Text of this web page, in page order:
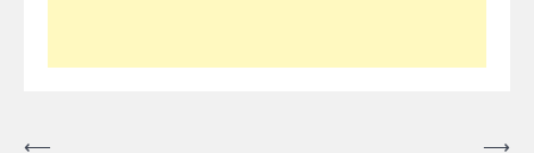
⟵
⟶